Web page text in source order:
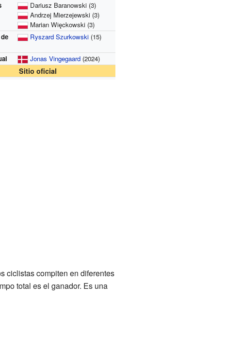
Dariusz Baranowski (3)
Andrzej Mierzejewski (3)
Marian Więckowski (3)
Ryszard Szurkowski (15)
Jonas Vingegaard (2024)
Sitio oficial
ciclistas compiten en diferentes
total es el ganador. Es una